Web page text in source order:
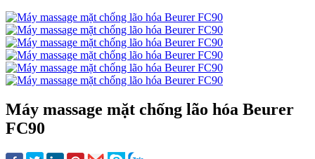
Máy massage mặt chống lão hóa Beurer
FC90